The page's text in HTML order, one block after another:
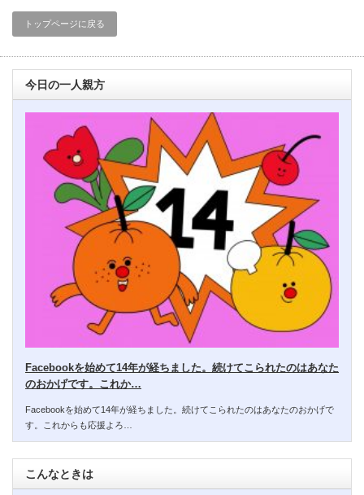
トップページに戻る
今日の一人親方
Facebookを始めて14年が経ちました。続けてこられたのはあなた
のおかげです。これか…
Facebookを始めて14年が経ちました。続けてこられたのはあなたのおかげで
す。これからも応援よろ…
こんなときは